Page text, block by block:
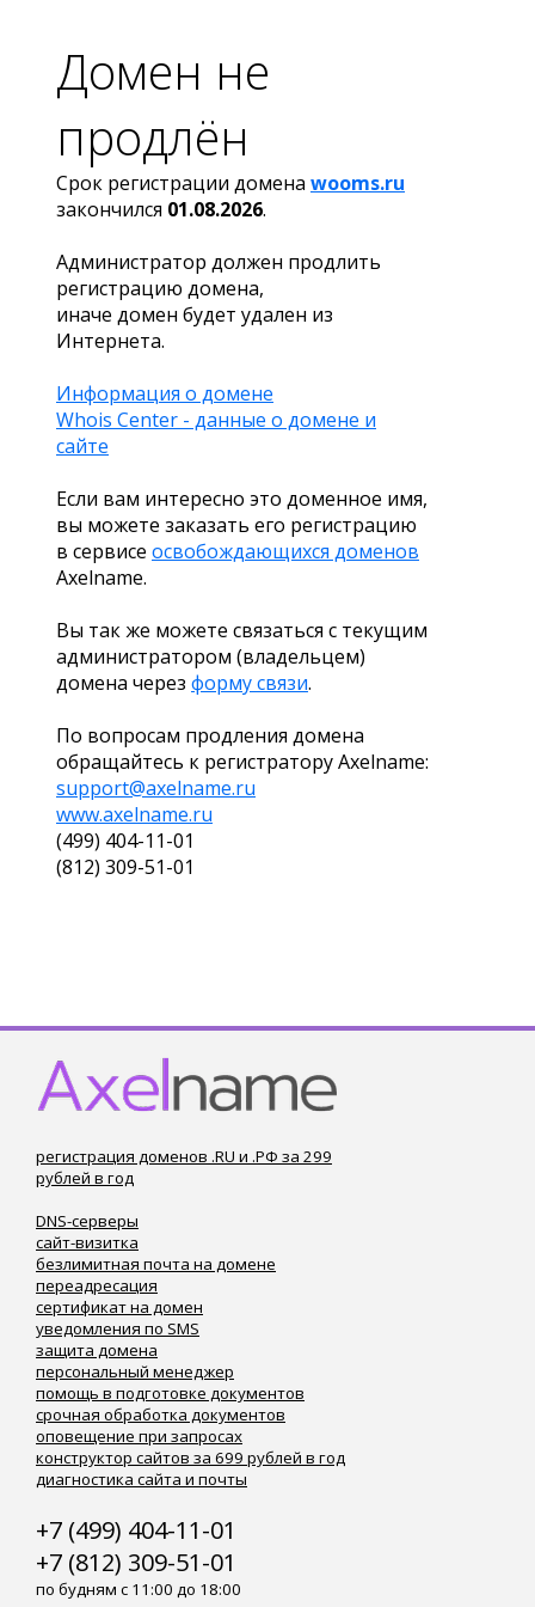
Домен не
продлён
Срок регистрации домена wooms.ru
закончился 01.08.2026.
Администратор должен продлить
регистрацию домена,
иначе домен будет удален из
Интернета.
Информация о домене
Whois Center - данные о домене и
сайте
Если вам интересно это доменное имя,
вы можете заказать его регистрацию
в сервисе освобождающихся доменов
Axelname.
Вы так же можете связаться с текущим
администратором (владельцем)
домена через форму связи.
По вопросам продления домена
обращайтесь к регистратору Axelname:
support@axelname.ru
www.axelname.ru
(499) 404-11-01
(812) 309-51-01
регистрация доменов .RU и .РФ за 299
рублей в год
DNS-серверы
сайт-визитка
безлимитная почта на домене
переадресация
сертификат на домен
уведомления по SMS
защита домена
персональный менеджер
помощь в подготовке документов
срочная обработка документов
оповещение при запросах
конструктор сайтов за 699 рублей в год
диагностика сайта и почты
+7 (499) 404-11-01
+7 (812) 309-51-01
по будням с 11:00 до 18:00